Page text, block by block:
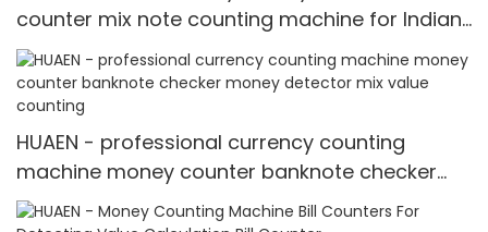
counter mix note counting machine for Indian
Rupee mix value counting
HUAEN - professional currency counting
machine money counter banknote checker
money detector mix value counting